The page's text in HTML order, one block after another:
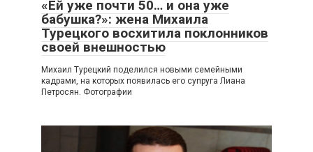
«Ей уже почти 50… и она уже
бабушка?»: жена Михаила
Турецкого восхитила поклонников
своей внешностью
Михаил Турецкий поделился новыми семейными
кадрами, на которых появилась его супруга Лиана
Петросян. Фотографии